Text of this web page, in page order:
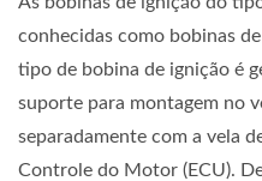
conhecidas como bobinas
tipo de bobina de ignição é
suporte para montagem no
separadamente com a vela
Controle do Motor (ECU).